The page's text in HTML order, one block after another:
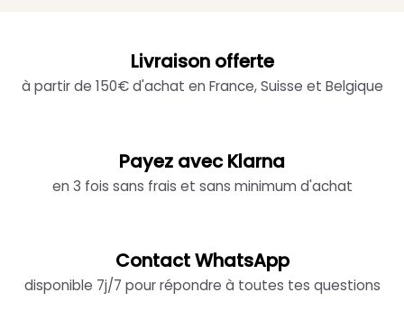
Livraison offerte
à partir de 150€ d'achat en France, Suisse et Belgique
Payez avec Klarna
en 3 fois sans frais et sans minimum d'achat
Contact WhatsApp
disponible 7j/7 pour répondre à toutes tes questions